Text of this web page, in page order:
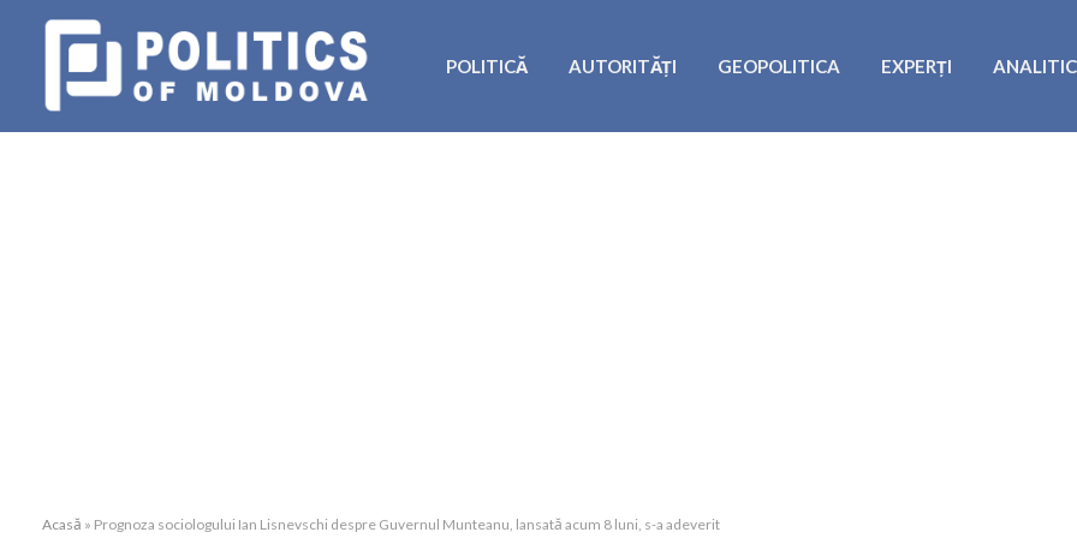
POLITICĂ AUTORITĂȚI GEOPOLITICA EXPERȚI
Acasă » Prognoza sociologului Ian Lisnevschi despre Guvernul Munteanu, lansată acum 8 luni, s-a adeverit